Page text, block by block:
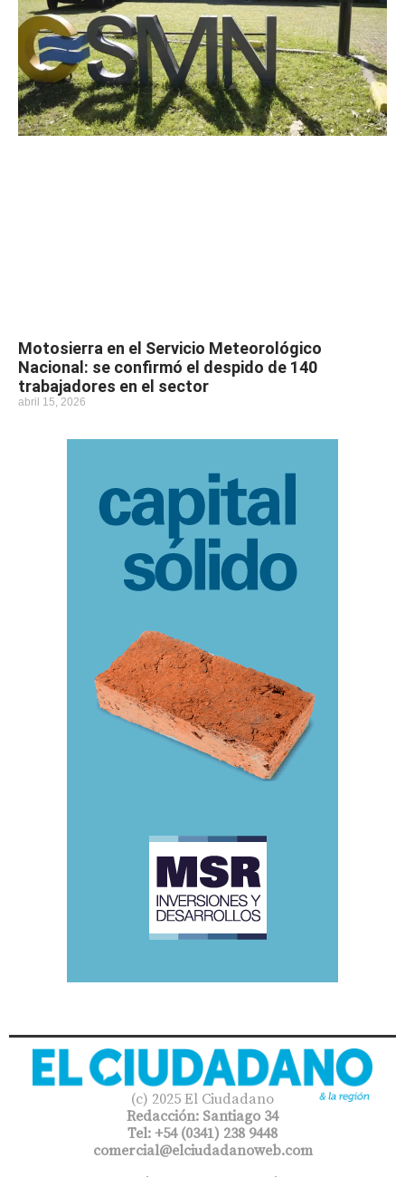
Motosierra en el Servicio Meteorológico
Nacional: se confirmó el despido de 140
trabajadores en el sector
abril 15, 2026
(c) 2025 El Ciudadano
Redacción: Santiago 34
Tel: +54 (0341) 238 9448
comercial@elciudadanoweb.com​